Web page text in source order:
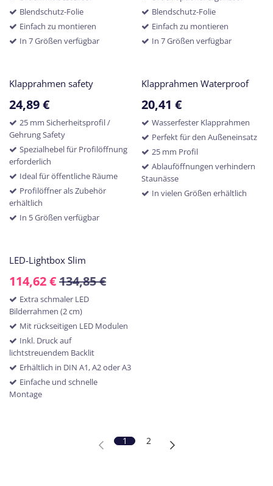
Blendschutz-Folie
Einfach zu montieren
In 7 Größen verfügbar
Blendschutz-Folie
Einfach zu montieren
In 7 Größen verfügbar
Klapprahmen safety
24,89€
25 mm Sicherheitsprofil /
Gehrung Safety
Spezialhebel für Profilöffnung
erforderlich
Ideal für öffentliche Räume
Profilöffner als Zubehör
erhältlich
In 5 Größen verfügbar
Klapprahmen Waterproof
20,41 €
Wasserfester Klapprahmen
Perfekt für den Außeneinsatz
25 mm Profil
Ablauföffnungen verhindern
Staunässe
In vielen Größen erhältlich
LED-Lightbox Slim
114,62€134,85€
Extra schmaler LED
Bilderrahmen (2 cm)
Mit rückseitigen LED Modulen
Inkl. Druck auf
lichtstreuendem Backlit
Erhältlich in DIN A1, A2 oder A3
Einfache und schnelle
Montage
1 2